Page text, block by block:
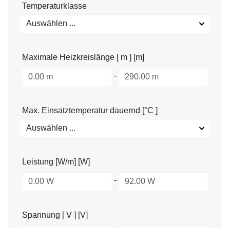
Temperaturklasse
Auswählen ...
Maximale Heizkreislänge [ m ] [m]
-
Max. Einsatztemperatur dauernd [°C ]
Auswählen ...
Leistung [W/m] [W]
-
Spannung [ V ] [V]